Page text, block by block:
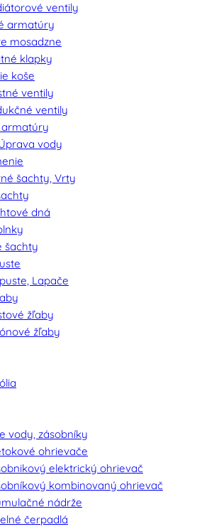
ventily
armatúry
mosadzne
klapky
koše
ventily
ventily
armatúry
vody
šachty, Vrty
dná
šachty
Lapače
žľaby
žľaby
vody, zásobníky
ohrievače
elektrický ohrievač
kombinovaný ohrievač
nádrže
čerpadlá